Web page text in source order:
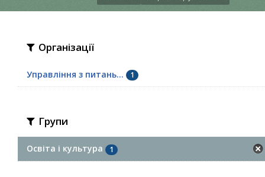
Організації
Управління з питань... 1
Групи
Освіта і культура 1